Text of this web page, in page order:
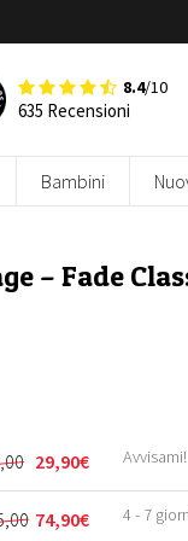
8.4/10
635 Recensioni
Bambini
– Fade
29,90€ Avvisami!
74,90€ 4 - 7